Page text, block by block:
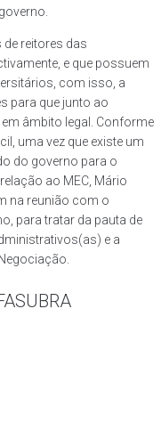
reitores das
e que possuem
com isso, a
para que junto ao
âmbito legal. Conforme
uma vez que existe um
do governo para o
ao MEC, Mário
na reunião com o
para tratar da pauta de
e a